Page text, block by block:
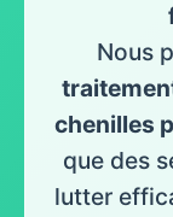
Nous
chenilles
que des
lutter